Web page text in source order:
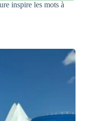
inspire les mots à